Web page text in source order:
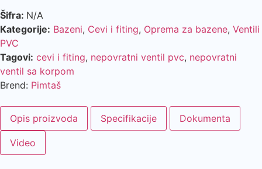
Šifra: N/A
Kategorije: Bazeni, Cevi i fiting, Oprema za bazene, Ventili
PVC
Tagovi: cevi i fiting, nepovratni ventil pvc, nepovratni
ventil sa korpom
Brend: Pimtaš
Opis proizvoda Specifikacije Dokumenta
Video